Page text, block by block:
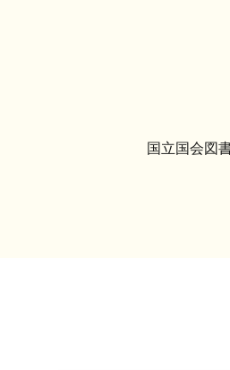
国立国会図